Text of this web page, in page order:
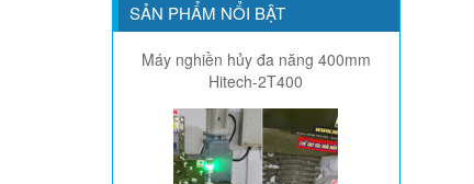
SẢN PHẨM NỔI BẬT
Máy nghiền hủy đa năng 400mm
Hitech-2T400